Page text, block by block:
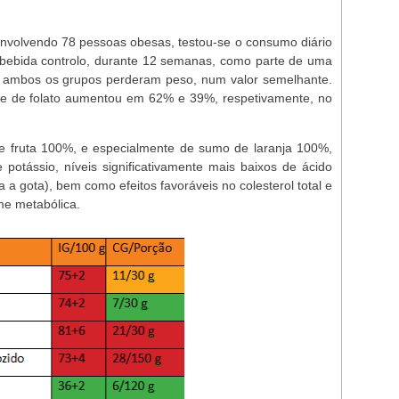
78 pessoas obesas, testou-se o consumo diário
controlo, durante 12 semanas, como parte de uma
os grupos perderam peso, num valor semelhante.
de folato aumentou em 62% e 39%, respetivamente, no
100%, e especialmente de sumo de laranja 100%,
níveis significativamente mais baixos de ácido
a gota), bem como efeitos favoráveis no colesterol total e
metabólica.